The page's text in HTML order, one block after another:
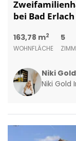
bei Bad Erlach
163,78 m2
WOHNFLÄCHE
5
Niki Gold
Niki Gold